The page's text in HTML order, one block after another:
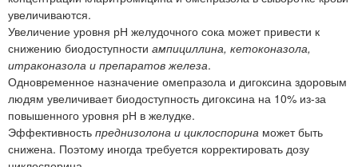
увеличиваются.
Увеличение уровня рН желудочного сока может привести к
снижению биодоступности ампициллина, кетоконазола,
итраконазола и препаратов железа.
Одновременное назначение омепразола и дигоксина здоровым
людям увеличивает биодоступность дигоксина на 10% из-за
повышенного уровня рН в желудке.
Эффективность преднизолона и циклоспорина может быть
снижена. Поэтому иногда требуется корректировать дозу